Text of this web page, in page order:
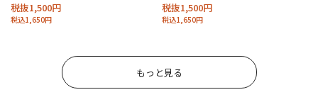
税抜1,500円
税込1,650円
税抜1,500円
税込1,650円
もっと見る